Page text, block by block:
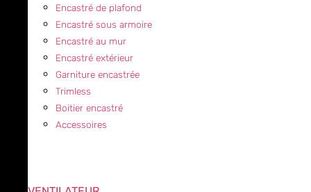
Encastré de plafond
Encastré sous armoire
Encastré au mur
Encastré extérieur
Garniture encastrée
Trimless
Boitier encastré
Accessoires